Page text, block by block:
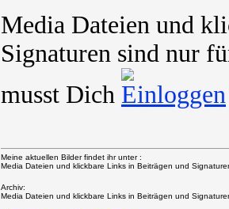
Media Dateien und
Signaturen sind nur
musst Dich
Meine aktuellen Bilder findet ihr unter :
Media Dateien und klickbare Links in Beiträgen und
Archiv:
Media Dateien und klickbare Links in Beiträgen und